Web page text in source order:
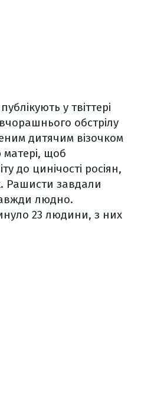
у твіттері
обстрілу
дитячим візочком
матері, щоб
до цинічості росіян,
Рашисти завдали
людно.
23 людини, з них